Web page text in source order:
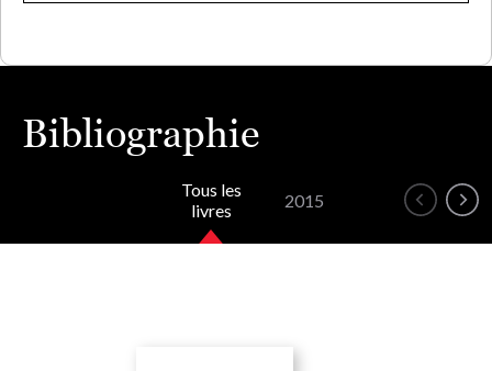
Bibliographie
Tous les
livres
2015